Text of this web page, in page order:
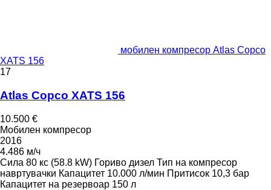
мобилен компресор Atlas Copco
XATS 156
17
Atlas Copco XATS 156
10.500 €
Мобилен компресор
2016
4.486 м/ч
Сила 80 кс (58.8 kW) Гориво дизел Тип на компресор
навртувачки Капацитет 10.000 л/мин Притисок 10,3 бар
Капацитет на резервоар 150 л